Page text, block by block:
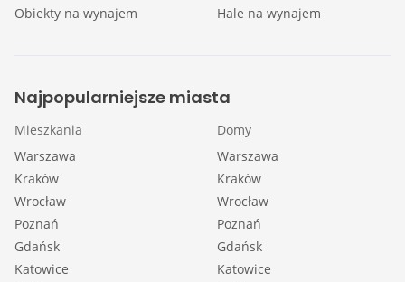
Obiekty na wynajem
Hale na wynajem
Najpopularniejsze miasta
Mieszkania
Warszawa
Kraków
Wrocław
Poznań
Gdańsk
Katowice
Domy
Warszawa
Kraków
Wrocław
Poznań
Gdańsk
Katowice